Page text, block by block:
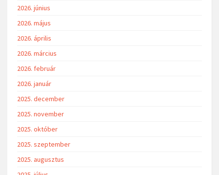
2026. június
2026. május
2026. április
2026. március
2026. február
2026. január
2025. december
2025. november
2025. október
2025. szeptember
2025. augusztus